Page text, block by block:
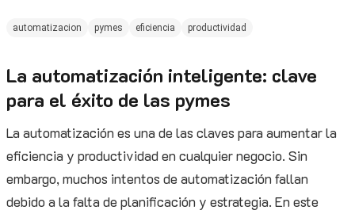
automatizacion pymes eficiencia productividad
La automatización inteligente: clave
para el éxito de las pymes
La automatización es una de las claves para aumentar la
eficiencia y productividad en cualquier negocio. Sin
embargo, muchos intentos de automatización fallan
debido a la falta de planificación y estrategia. En este